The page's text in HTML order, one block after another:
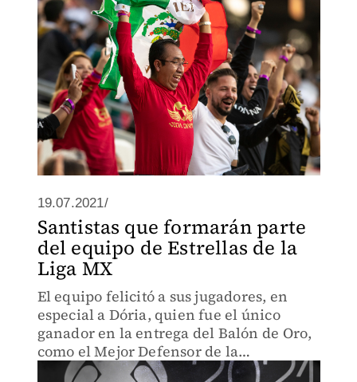
19.07.2021/
Santistas que formarán parte
del equipo de Estrellas de la
Liga MX
El equipo felicitó a sus jugadores, en
especial a Dória, quien fue el único
ganador en la entrega del Balón de Oro,
como el Mejor Defensor de la
temporada.